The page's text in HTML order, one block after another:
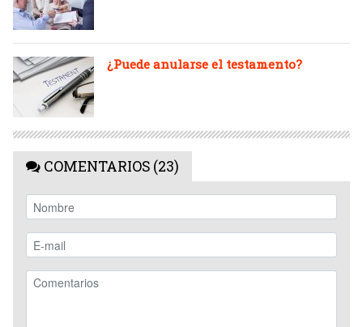
¿Puede anularse el testamento?
COMENTARIOS (23)